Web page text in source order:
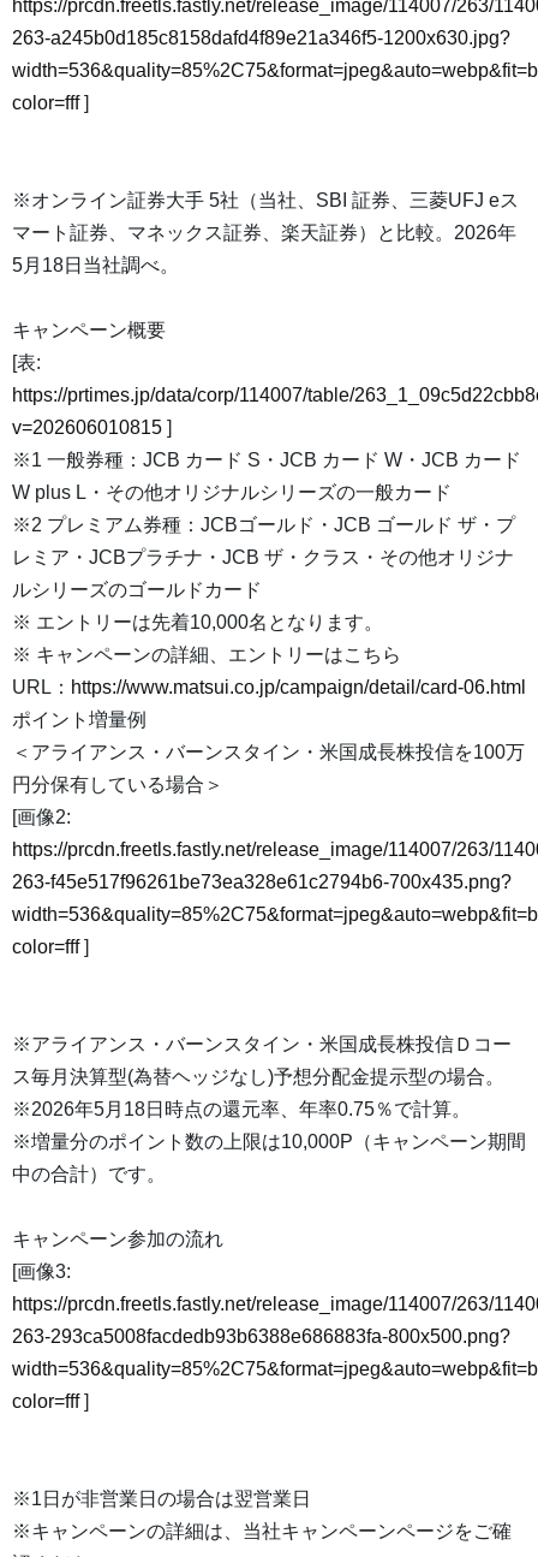
https://prcdn.freetls.fastly.net/release_image/114007/263/
263-a245b0d185c8158dafd4f89e21a346f5-1200x630.jpg?
color=fff]
※オンライン証券大手 5社（当社、SBI 証券、三菱UFJ eス
マート証券、マネックス証券、楽天証券）と比較。2026年
5月18日当社調べ。
キャンペーン概要
[表:
https://prtimes.jp/data/corp/114007/table/
v=202606010815 ]
※1 一般券種：JCB カード S・JCB カード W・JCB カード
W plus L・その他オリジナルシリーズの一般カード
※2 プレミアム券種：JCBゴールド・JCB ゴールド ザ・プ
レミア・JCBプラチナ・JCB ザ・クラス・その他オリジナ
ルシリーズのゴールドカード
※ エントリーは先着10,000名となります。
※ キャンペーンの詳細、エントリーはこちら
URL： https://www.matsui.co.jp/campaign/detail/card-06.html
ポイント増量例
＜アライアンス・バーンスタイン・米国成長株投信を100万
円分保有している場合＞
[画像2:
https://prcdn.freetls.fastly.net/release_image/114007/263/
263-f45e517f96261be73ea328e61c2794b6-700x435.png?
color=fff]
※アライアンス・バーンスタイン・米国成長株投信Ｄコー
ス毎月決算型(為替ヘッジなし)予想分配金提示型の場合。
※2026年5月18日時点の還元率、年率0.75％で計算。
※増量分のポイント数の上限は10,000P（キャンペーン期間
中の合計）です。
キャンペーン参加の流れ
[画像3:
https://prcdn.freetls.fastly.net/release_image/114007/263/
263-293ca5008facdedb93b6388e686883fa-800x500.png?
color=fff]
※1日が非営業日の場合は翌営業日
※キャンペーンの詳細は、当社キャンペーンページをご確